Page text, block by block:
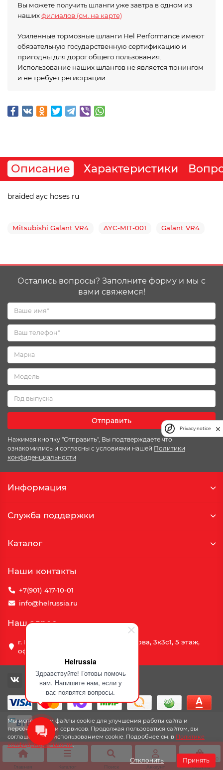
Helrussia
Здравствуйте! Готовы помочь
вам. Напишите нам, если у
вас появятся вопросы.
Вы можете получить шланги уже завтра в одном из
нашихфилиалов (см. на карте)
Усиленные тормозные шланги Hel Performance имеют
обязательную государственную сертификацию и
пригодны для дорог общего пользования.
Использование наших шлангов не является тюнингом
и не требует регистрации.
Описание Характеристики
braided ayc hoses ru
Mitsubishi Galant VR4 AYC-MIT-001 Galant VR4
Мы используем файлы cookie для улучшения работы сайта и
персонализации сервисов. Продолжая пользоваться сайтом, вы
соглашаетесь с использованием cookie. Подробнее см. в Политике
конфиденциальности.
Отклонить Принять
Остались вопросы? Заполните форму и мы с
вами свяжемся!
Отправить
Нажимая кнопку "Отправить", Вы подтверждаете что
ознакомились и согласны с условиями нашей Политики
конфиденциальности
Информация
Служба поддержки
Каталог
Наши контакты
+7(901) 417-10-01
info@helrussia.ru
Наш адрес
г. Москва, улица Василия Петушкова, 3к3c1, 5 этаж,
офис 69
Главная Каталог Поиск Аккаунт
0
Корзина
Privacy notice